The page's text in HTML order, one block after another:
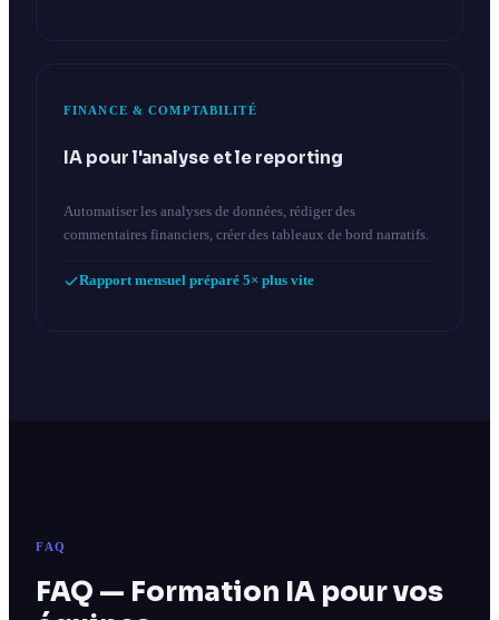
FINANCE & COMPTABILITÉ
IA pour l'analyse et le reporting
Automatiser les analyses de données, rédiger des
commentaires financiers, créer des tableaux de bord narratifs.
Rapport mensuel préparé 5× plus vite
FAQ
FAQ — Formation IA pour vos